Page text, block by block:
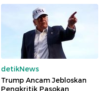
detikNews
Trump Ancam Jebloskan
Pengkritik Pasokan